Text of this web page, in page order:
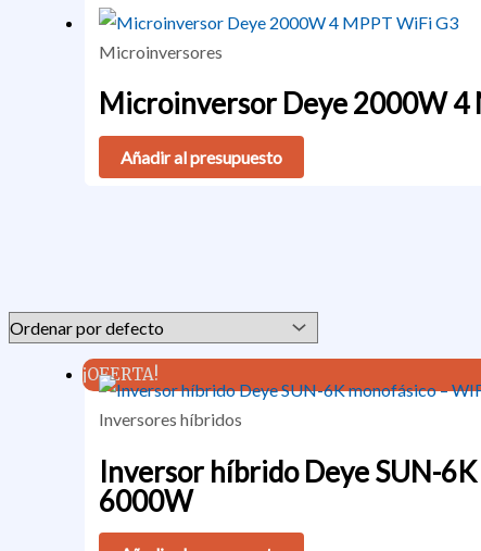
Microinversores
Microinversor Deye 2000W 4
Añadir al presupuesto
¡OFERTA!
Inversores híbridos
Inversor híbrido Deye SUN-
6000W